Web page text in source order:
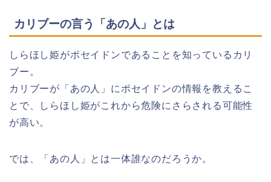
カリブーの言う「あの人」とは
しらほし姫がポセイドンであることを知っているカリ
ブー。
カリブーが「あの人」にポセイドンの情報を教えるこ
とで、しらほし姫がこれから危険にさらされる可能性
が高い。
では、「あの人」とは一体誰なのだろうか。